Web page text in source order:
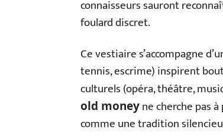
connaisseurs sauront
foulard discret.
Ce vestiaire s’accompagne
tennis, escrime) inspirent
culturels (opéra, théâtre,
old moneyne cherche pas
comme une tradition